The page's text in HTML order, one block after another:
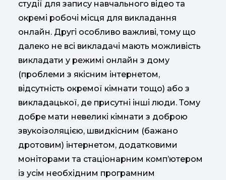
студії для запису навчального відео та
окремі робочі місця для викладання
онлайн. Другі особливо важливі, тому що
далеко не всі викладачі мають можливість
викладати у режимі онлайн з дому
(проблеми з якісним інтернетом,
відсутність окремої кімнати тощо) або з
викладацької, де присутні інші люди. Тому
добре мати невеликі кімнати з доброю
звукоізоляцією, швидкісним (бажано
дротовим) інтернетом, додатковими
моніторами та стаціонарним комп’ютером
із усім необхідним програмним